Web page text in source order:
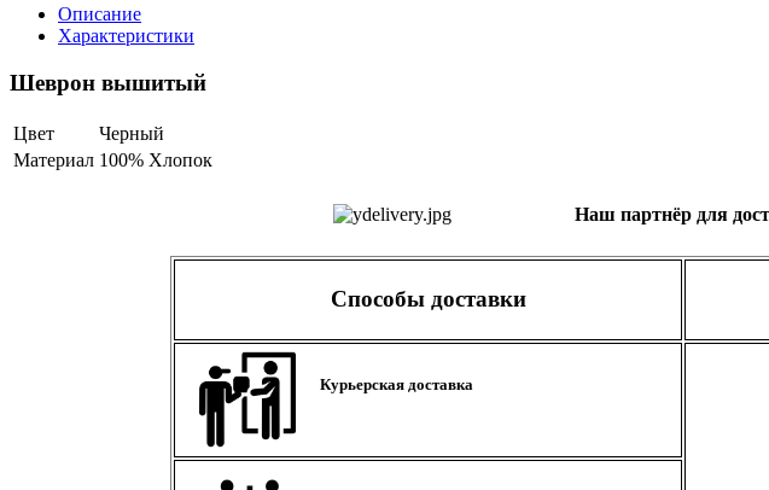
Описание
Характеристики
Шеврон вышитый
Цвет
Черный
Материал 100% Хлопок
Наш партнёр для
Способы доставки
Курьерская доставка